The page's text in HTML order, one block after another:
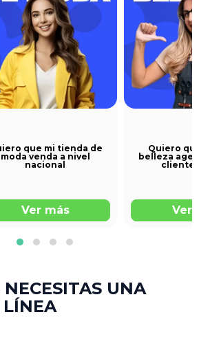
que mi tienda de
moda venda a nivel
nacional
Ver más
Quiero
belleza
Ver
UNA